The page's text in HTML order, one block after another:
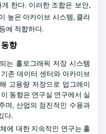
한다. 이러한 조합은 보안,
높은 아카이브 시스템, 클라
에 적합하다.
향
는 홀로그래픽 저장 시스템
존 데이터 센터와 아카이브
고용량 저장으로 업그레이
동향은 연구실 연구에서 실
며, 산업의 점진적인 수용과
다.
에 대한 지속적인 연구는 홀